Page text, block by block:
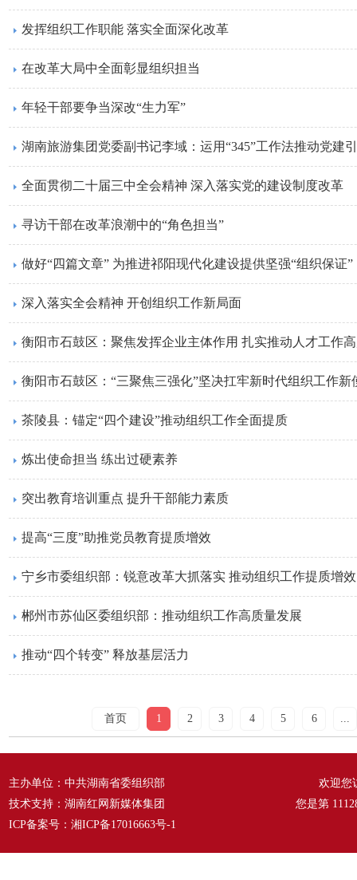
发挥组织工作职能 落实全面深化改革
在改革大局中全面彰显组织担当
年轻干部要争当深改“生力军”
湖南旅游集团党委副书记李域：运用“345”工作法推动党建
全面贯彻二十届三中全会精神 深入落实党的建设制度改革
寻访干部在改革浪潮中的“角色担当”
做好“四篇文章” 为推进祁阳现代化建设提供坚强“组织保证”
深入落实全会精神 开创组织工作新局面
衡阳市石鼓区：聚焦发挥企业主体作用 扎实推动人才工作
衡阳市石鼓区：“三聚焦三强化”坚决扛牢新时代组织工作新
茶陵县：锚定“四个建设”推动组织工作全面提质
炼出使命担当 练出过硬素养
突出教育培训重点 提升干部能力素质
提高“三度”助推党员教育提质增效
宁乡市委组织部：锐意改革大抓落实 推动组织工作提质增效
郴州市苏仙区委组织部：推动组织工作高质量发展
推动“四个转变” 释放基层活力
首页 1 2 3 4 5 6 ...
主办单位：中共湖南省委组织部
技术支持：湖南红网新媒体集团
ICP备案号： 湘ICP备17016663号-1
欢迎您
您是第